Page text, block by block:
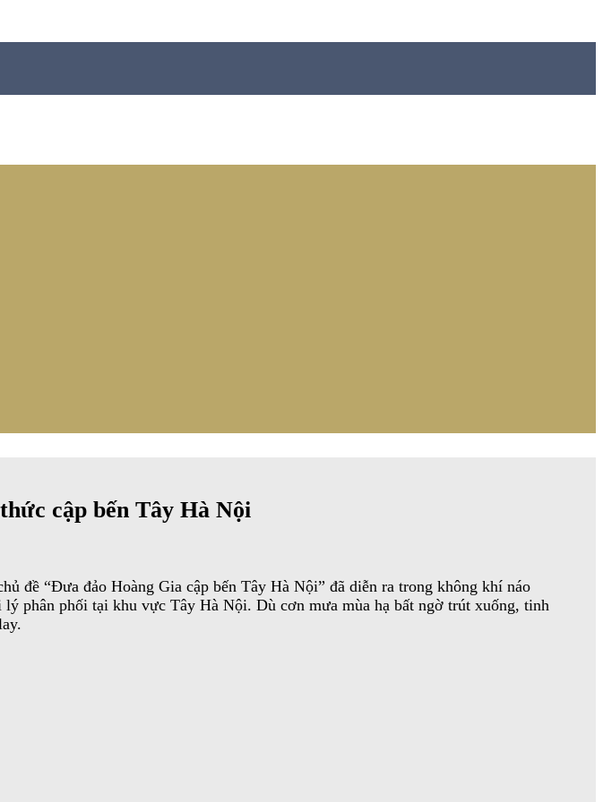
cập bến Tây Hà Nội
đề “Đưa đảo Hoàng Gia cập bến Tây Hà Nội” đã diễn ra trong không khí náo
phân phối tại khu vực Tây Hà Nội. Dù cơn mưa mùa hạ bất ngờ trút xuống, tinh